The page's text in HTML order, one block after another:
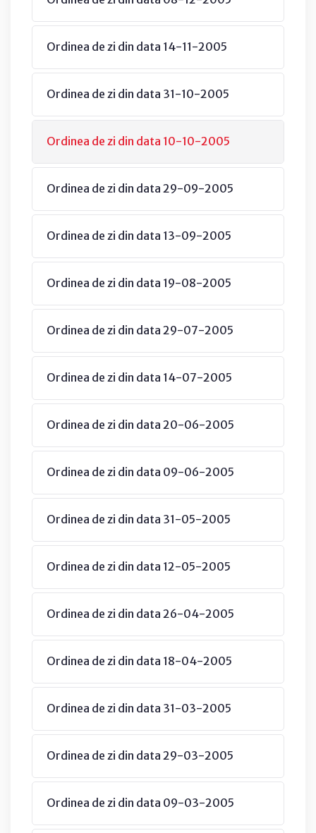
Ordinea de zi din data 14-11-2005
Ordinea de zi din data 31-10-2005
Ordinea de zi din data 10-10-2005
Ordinea de zi din data 29-09-2005
Ordinea de zi din data 13-09-2005
Ordinea de zi din data 19-08-2005
Ordinea de zi din data 29-07-2005
Ordinea de zi din data 14-07-2005
Ordinea de zi din data 20-06-2005
Ordinea de zi din data 09-06-2005
Ordinea de zi din data 31-05-2005
Ordinea de zi din data 12-05-2005
Ordinea de zi din data 26-04-2005
Ordinea de zi din data 18-04-2005
Ordinea de zi din data 31-03-2005
Ordinea de zi din data 29-03-2005
Ordinea de zi din data 09-03-2005